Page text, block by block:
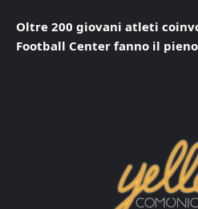
Oltre 200 giovani atleti
Football Center fanno il pieno